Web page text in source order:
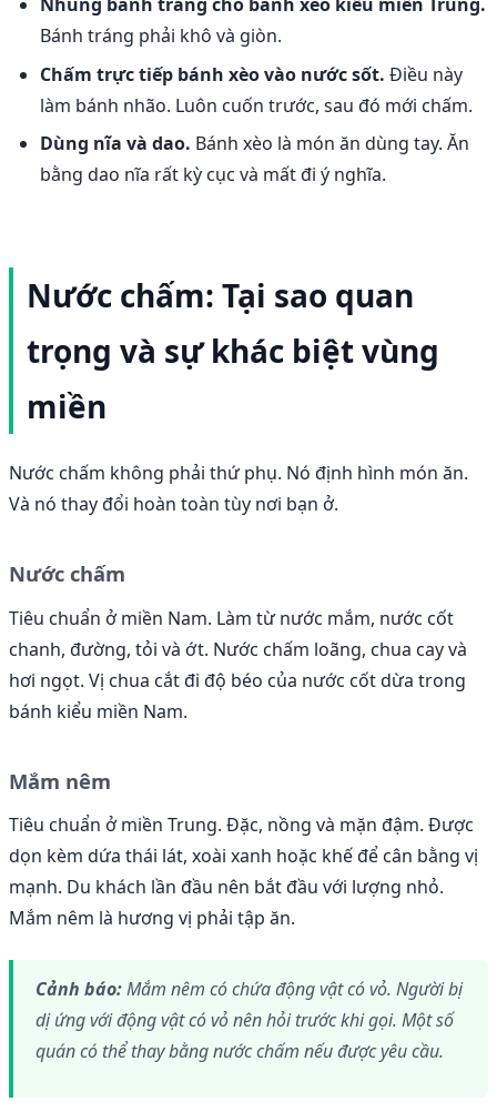
Nhúng bánh tráng cho bánh xèo kiểu miền Trung.
Bánh tráng phải khô và giòn.
Chấm trực tiếp bánh xèo vào nước sốt. Điều này
làm bánh nhão. Luôn cuốn trước, sau đó mới chấm.
Dùng nĩa và dao. Bánh xèo là món ăn dùng tay. Ăn
bằng dao nĩa rất kỳ cục và mất đi ý nghĩa.
Nước chấm: Tại sao quan
trọng và sự khác biệt vùng
miền
Nước chấm không phải thứ phụ. Nó định hình món ăn.
Và nó thay đổi hoàn toàn tùy nơi bạn ở.
Nước chấm
Tiêu chuẩn ở miền Nam. Làm từ nước mắm, nước cốt
chanh, đường, tỏi và ớt. Nước chấm loãng, chua cay và
hơi ngọt. Vị chua cắt đi độ béo của nước cốt dừa trong
bánh kiểu miền Nam.
Mắm nêm
Tiêu chuẩn ở miền Trung. Đặc, nồng và mặn đậm. Được
dọn kèm dứa thái lát, xoài xanh hoặc khế để cân bằng vị
mạnh. Du khách lần đầu nên bắt đầu với lượng nhỏ.
Mắm nêm là hương vị phải tập ăn.
Cảnh báo:Mắm nêm có chứa động vật có vỏ. Người bị
dị ứng với động vật có vỏ nên hỏi trước khi gọi. Một số
quán có thể thay bằng nước chấm nếu được yêu cầu.